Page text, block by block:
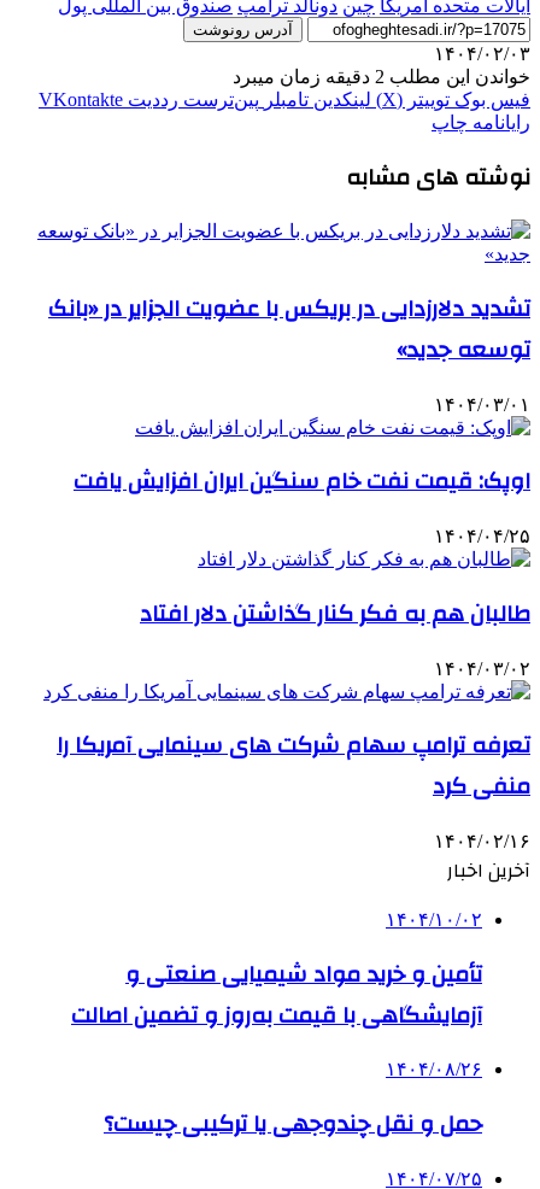
ایالات متحده امریکا چین دونالد ترامپ صندوق بین المللی پول
آدرس رونوشت
۱۴۰۴/۰۲/۰۳
خواندن این مطلب 2 دقیقه زمان میبرد
فیس بوک توییتر (X) لینکدین ‫تامبلر ‫پین‌ترست ‫رددیت ‫VKontakte
رایانامه چاپ
نوشته های مشابه
تشدید دلارزدایی در بریکس با عضویت الجزایر در «بانک
توسعه جدید»
۱۴۰۴/۰۳/۰۱
اوپک: قیمت نفت خام سنگین ایران افزایش یافت
۱۴۰۴/۰۴/۲۵
طالبان هم به فکر کنار گذاشتن دلار افتاد
۱۴۰۴/۰۳/۰۲
تعرفه ترامپ سهام شرکت های سینمایی آمریکا را
منفی کرد
۱۴۰۴/۰۲/۱۶
آخرین اخبار
۱۴۰۴/۱۰/۰۲
تأمین و خرید مواد شیمیایی صنعتی و
آزمایشگاهی با قیمت به‌روز و تضمین اصالت
۱۴۰۴/۰۸/۲۶
حمل و نقل چندوجهی یا ترکیبی چیست؟
۱۴۰۴/۰۷/۲۵